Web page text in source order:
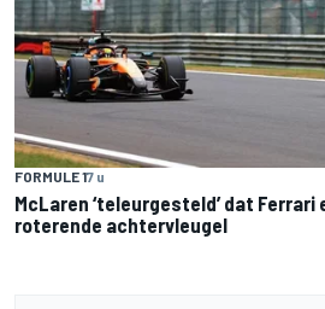
FORMULE 17 u
McLaren ‘teleurgesteld’ dat
roterende achtervleugel